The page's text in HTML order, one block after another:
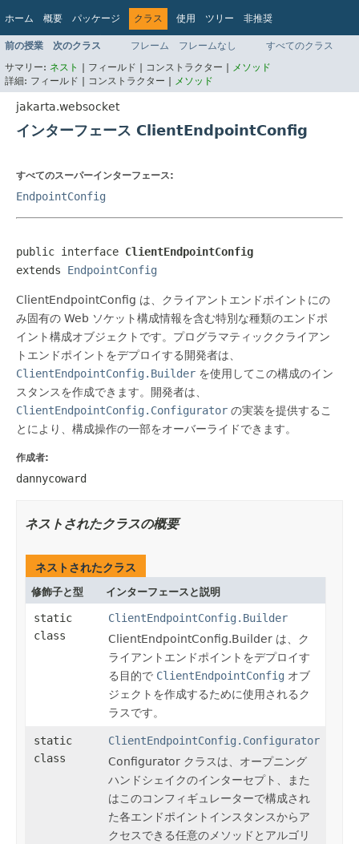
ホーム 概要 パッケージ クラス 使用 ツリー
非推奨
インデックス
ヘルプ
Jakarta EE Platform API v9.0.0
前の授業 次のクラス フレーム フレームなし
すべてのクラス
サマリー: ネスト | フィールド | コンストラクター | メソッド
詳細: フィールド | コンストラクター | メソッド
jakarta.websocket
インターフェース ClientEndpointConfig
すべてのスーパーインターフェース:
EndpointConfig
public interface ClientEndpointConfig
extends EndpointConfig
ClientEndpointConfig は、クライアントエンドポイントにの
み固有の Web ソケット構成情報を含む特別な種類のエンドポ
イント構成オブジェクトです。プログラマティッククライアン
トエンドポイントをデプロイする開発者は、
ClientEndpointConfig.Builder を使用してこの構成のイン
スタンスを作成できます。開発者は、
ClientEndpointConfig.Configurator の実装を提供するこ
とにより、構成操作の一部をオーバーライドできます。
作成者:
dannycoward
ネストされたクラスの概要
ネストされたクラス
修飾子と型 インターフェースと説明
static
class
ClientEndpointConfig.Builder
ClientEndpointConfig.Builder は、ク
ライアントエンドポイントをデプロイす
る目的で ClientEndpointConfig オブ
ジェクトを作成するために使用されるク
ラスです。
static
class
ClientEndpointConfig.Configurator
Configurator クラスは、オープニング
ハンドシェイクのインターセプト、また
はこのコンフィギュレーターで構成され
た各エンドポイントインスタンスからア
クセスできる任意のメソッドとアルゴリ